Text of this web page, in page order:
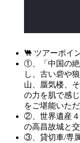
🐫 ツアーポイ
①、「中国の絶
し、古い砦や
山、蜃気楼、
の力を肌で感
をご堪能いただ
②、世界遺産４
の高昌故城と
③、貸切車/専